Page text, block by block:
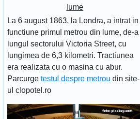
lume
La 6 august 1863, la Londra, a intrat in
functiune primul metrou din lume, de-a
lungul sectorului Victoria Street, cu
lungimea de 6,3 kilometri. Tractiunea
era realizata cu o masina cu abur.
Parcurgetestul despre metrou din site-
ul clopotel.ro